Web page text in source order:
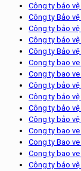
Công ty bảo
Công ty Bảo
Công ty bảo vệ
Công ty bảo
Công ty Bảo
Cong ty bao
Cong ty bao
Công ty bảo vệ
Công ty bảo
Công ty bảo
Công ty bảo
Cong ty bao
Cong ty Bao
Cong ty bao ve
Công ty bảo vệ